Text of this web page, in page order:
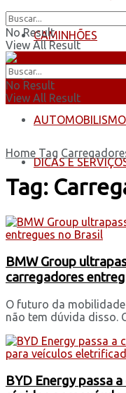
CAMINHÕES
ÔNIBUS
AUTOMOBILISMO
DICAS E
No Result
View All Result
No Result
View All Result
Home Tag
Tag:
BMW Group
carregadores
O futuro da
não tem dúvida disso.
BYD Energy passa